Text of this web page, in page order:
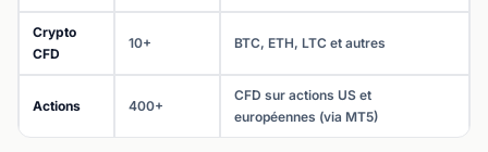
Crypto
CFD
10+ BTC, ETH, LTC et autres
Actions 400+
CFD sur actions US et
européennes (via MT5)